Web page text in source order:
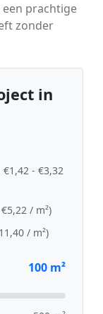
prachtige
zonder
in
€1,42 - €3,32
/ m²)
/ m²)
100 m²